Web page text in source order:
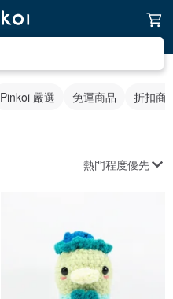
Pinkoi 嚴選 免運商品 折扣商
熱門程度優先